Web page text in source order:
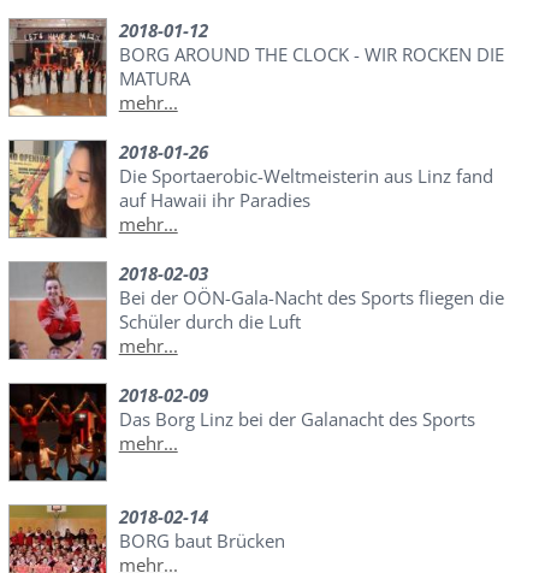
2018-01-12
BORG AROUND THE CLOCK - WIR ROCKEN DIE
MATURA
mehr...
2018-01-26
Die Sportaerobic-Weltmeisterin aus Linz fand
auf Hawaii ihr Paradies
mehr...
2018-02-03
Bei der OÖN-Gala-Nacht des Sports fliegen die
Schüler durch die Luft
mehr...
2018-02-09
Das Borg Linz bei der Galanacht des Sports
mehr...
2018-02-14
BORG baut Brücken
mehr...